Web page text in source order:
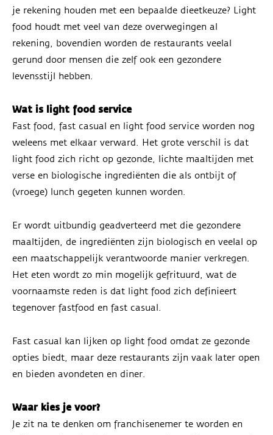
je rekening houden met een bepaalde dieetkeuze? Light
food houdt met veel van deze overwegingen al
rekening, bovendien worden de restaurants veelal
gerund door mensen die zelf ook een gezondere
levensstijl hebben.
Wat is light food service
Fast food, fast casual en light food service worden nog
weleens met elkaar verward. Het grote verschil is dat
light food zich richt op gezonde, lichte maaltijden met
verse en biologische ingrediënten die als ontbijt of
(vroege) lunch gegeten kunnen worden.
Er wordt uitbundig geadverteerd met die gezondere
maaltijden, de ingrediënten zijn biologisch en veelal op
een maatschappelijk verantwoorde manier verkregen.
Het eten wordt zo min mogelijk gefrituurd, wat de
voornaamste reden is dat light food zich definieert
tegenover fastfood en fast casual.
Fast casual kan lijken op light food omdat ze gezonde
opties biedt, maar deze restaurants zijn vaak later open
en bieden avondeten en diner.
Waar kies je voor?
Je zit na te denken om franchisenemer te worden en